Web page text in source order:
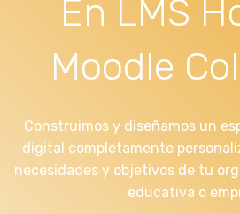
En LMS
Moodle
Construimos y diseñamos un
digital completamente
necesidades y objetivos de tu
educativa o